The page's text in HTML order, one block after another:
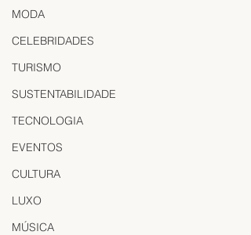
MODA
CELEBRIDADES
TURISMO
SUSTENTABILIDADE
TECNOLOGIA
EVENTOS
CULTURA
LUXO
MÚSICA